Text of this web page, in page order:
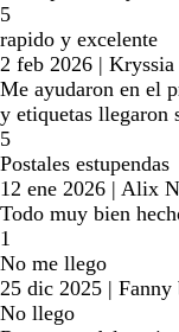
5
rapido y excelente
2 feb 2026 |
Me ayudaron en el
y etiquetas llegaron
5
Postales estupendas
12 ene 2026 | Alix
Todo muy bien
1
No me llego
25 dic 2025 | Fanny
No llego